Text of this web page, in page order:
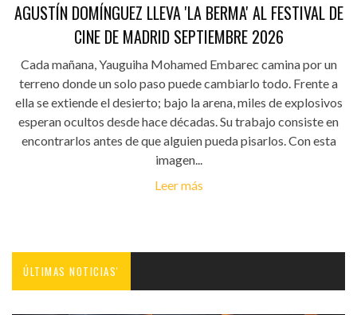
AGUSTÍN DOMÍNGUEZ LLEVA 'LA BERMA' AL FESTIVAL DE
CINE DE MADRID SEPTIEMBRE 2026
Cada mañana, Yauguiha Mohamed Embarec camina por un
terreno donde un solo paso puede cambiarlo todo. Frente a
ella se extiende el desierto; bajo la arena, miles de explosivos
esperan ocultos desde hace décadas. Su trabajo consiste en
encontrarlos antes de que alguien pueda pisarlos. Con esta
imagen...
Leer más
ÚLTIMAS NOTICIAS'